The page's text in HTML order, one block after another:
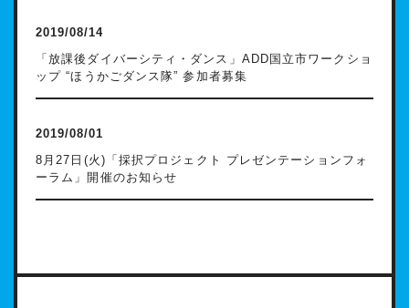
2019/08/14
「放課後ダイバーシティ・ダンス」ADD国立市ワークショ
ップ “ほうかごダンス隊” 参加者募集
2019/08/01
8月27日(火)「採択プロジェクト プレゼンテーションフォ
ーラム」開催のお知らせ